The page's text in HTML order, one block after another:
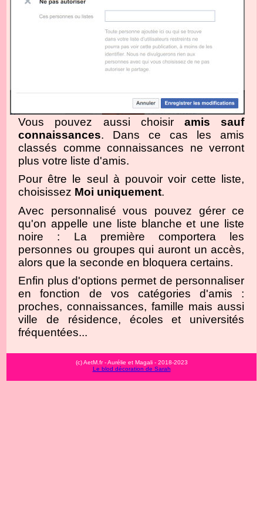
Vous pouvez aussi choisiramis sauf
connaissances. Dans ce cas les amis
classés comme connaissances ne verront
plus votre liste d'amis.
Pour être le seul à pouvoir voir cette liste,
choisissez Moi uniquement.
Avec personnalisé vous pouvez gérer ce
qu'on appelle une liste blanche et une liste
noire : La première comportera les
personnes ou groupes qui auront un accès,
alors que la seconde en bloquera certains.
Enfin plus d'options permet de personnaliser
en fonction de vos catégories d'amis :
proches, connaissances, famille mais aussi
ville de résidence, écoles et universités
fréquentées...
(c) AetM.fr - Aurélie et Magali - 2018-2023
Le blod décoration de Sarah